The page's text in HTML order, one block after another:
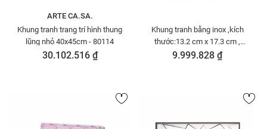
ARTE CA.SA.
Khung tranh trang trí hình thung
lũng nhỏ 40x45cm - 80114
30.102.516 ₫
Khung tranh bằng inox ,kích
thước:13.2 cm x 17.3 cm ,
Code:25712AM,nhãn hiệu :
9.999.828 ₫